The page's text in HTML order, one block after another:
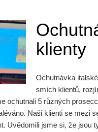
klienty
Ochutnávka
smích klientů,
ochutnali 5 různých
Naši klienti se mezi
Uvědomili jsme si, že jsou